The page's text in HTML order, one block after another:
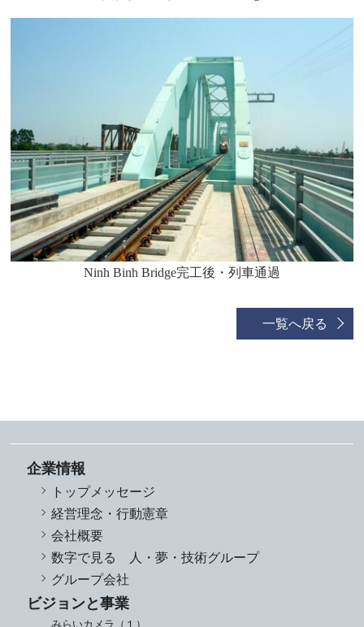
Ninh Binh Bridge完工後・列車通過
一覧へ戻る
企業情報
トップメッセージ
経営理念・行動憲章
会社概要
数字で見る 人・夢・技術グループ
グループ会社
ビジョンと事業
みらいカメラ（１）